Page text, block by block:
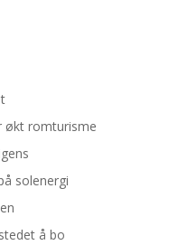
økt romturisme
solenergi
å bo